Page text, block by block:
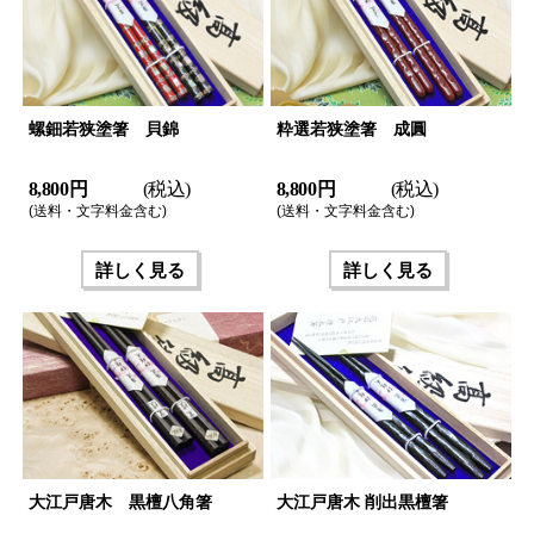
螺鈿若狭塗箸 貝錦
8,800 円 (税込)
(送料・文字料金含む)
詳しく見る
粋選若狭塗箸 成圓
8,800 円 (税込)
(送料・文字料金含む)
詳しく見る
大江戸唐木 黒檀八角箸 大江戸唐木 削出黒檀箸